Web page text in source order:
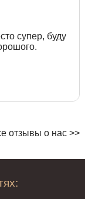
супер, буду
отзывы о нас >>